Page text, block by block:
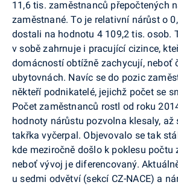
11,6 tis. zaměstnanců přepočtených
zaměstnané. To je relativní nárůst o
dostali na hodnotu 4 109,2 tis. osob.
v sobě zahrnuje i pracující cizince,
domácností obtížně zachycují, neboť
ubytovnách. Navíc se do pozic
někteří podnikatelé, jejichž počet se
Počet zaměstnanců rostl od roku
hodnoty nárůstu pozvolna klesaly, až
takřka vyčerpal. Objevovalo se tak
kde meziročně došlo k poklesu počtu
neboť vývoj je diferencovaný.
u sedmi odvětví (sekcí CZ-NACE) a